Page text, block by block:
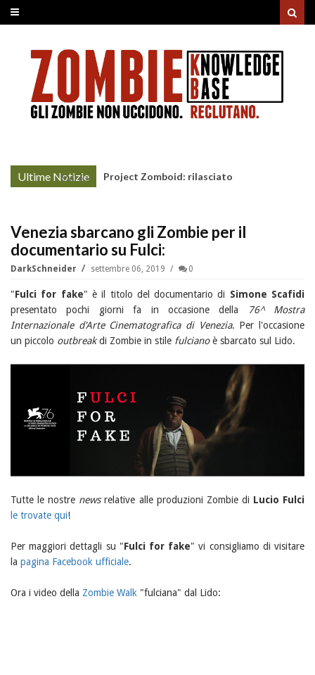
Ultime Notizie
More »
Project Zomboid: rilasciato
Venezia sbarcano gli Zombie per il
documentario su Fulci:
DarkSchneider settembre 06, 2019 0
"Fulci for fake" è il titolo del documentario di Simone Scafidi
presentato pochi giorni fa in occasione della
76^ Mostra
Internazionale d'Arte Cinematografica di Venezia. Per l'occasione
un piccolo outbreakdi Zombie in stile fulcianoè sbarcato sul Lido.
Tutte le nostre newsrelative alle produzioni Zombie di Lucio Fulci
le trovate qui!
Per maggiori dettagli su "Fulci for fake" vi consigliamo di visitare
la pagina Facebook ufficiale.
Ora i video della Zombie Walk "fulciana" dal Lido: